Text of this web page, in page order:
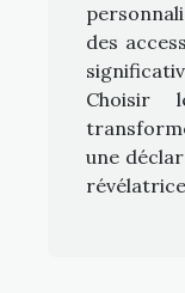
des
Choisir
une